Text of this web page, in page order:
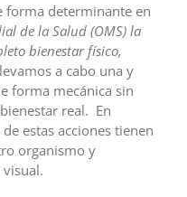
forma determinante en
de la Salud (OMS) la
bienestar físico,
a cabo una y
forma mecánica sin
real. En
estas acciones tienen
organismo y